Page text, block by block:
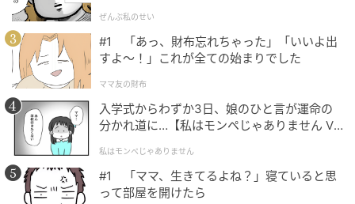
ところが、夫の取った行動は、私の理解をはるかに超
える卑劣なものでした。夫はおかわりの唐揚げを数口
かじると、「あー、もうおなかいっぱい。これいら
ね」と言って、残りをそのままシンクの三角コーナー
へ投げ捨てたのです。
「どうして捨てるの！ お弁当用だったのに、わざわざ
出したんだよ！？」
私が必死で抗議しても、夫は平然としていました。
ぜんぶ私のせい
#1 「あっ、財布忘れちゃった」「いいよ出
すよ〜！」これが全ての始まりでした
ママ友の財布
入学式からわずか3日、娘のひと言が運命の
分かれ道に…【私はモンペじゃありません Vo
私はモンペじゃありません
#1 「ママ、生きてるよね？」寝ていると思
って部屋を開けたら